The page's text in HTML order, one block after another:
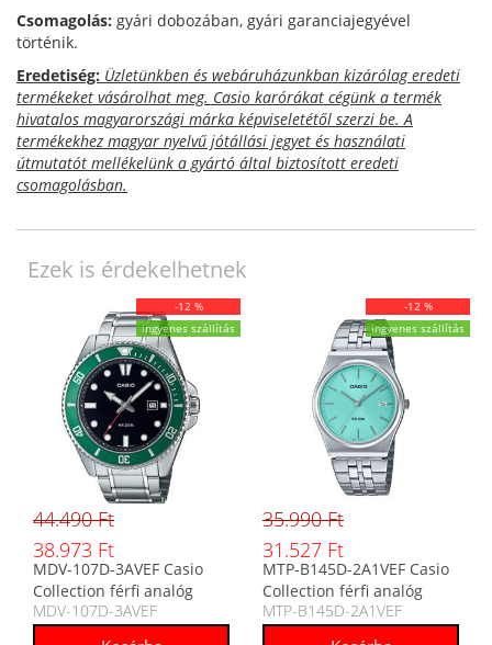
Csomagolás: gyári dobozában, gyári garanciajegyével
történik.
Eredetiség: Üzletünkben és webáruházunkban kizárólag eredeti
termékeket vásárolhat meg. Casio karórákat cégünk a termék
hivatalos magyarországi márka képviseletétől szerzi be. A
termékekhez magyar nyelvű jótállási jegyet és használati
útmutatót mellékelünk a gyártó által biztosított eredeti
csomagolásban.
Ezek is érdekelhetnek
-12 %
ingyenes szállítás
44.490 Ft
38.973 Ft
MDV-107D-3AVEF Casio
Collection férfi analóg
karóra
MDV-107D-3AVEF
-12 %
ingyenes szállítás
35.990 Ft
31.527 Ft
MTP-B145D-2A1VEF Casio
Collection férfi analóg
karóra
MTP-B145D-2A1VEF